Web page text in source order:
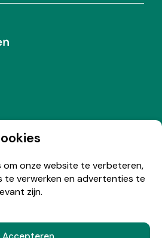
om onze website te verbeteren,
te verwerken en advertenties te
zijn.
Prins nieuwsbrief